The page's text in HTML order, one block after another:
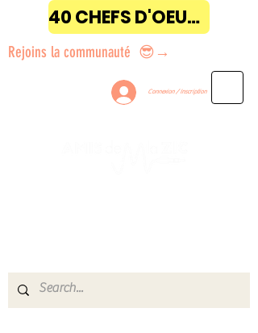
40 CHEFS D'OEUVRE
Rejoins la communauté 😎→
Connexion / Inscription